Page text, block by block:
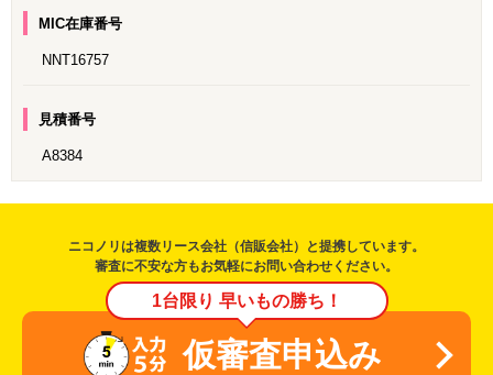
MIC在庫番号
NNT16757
見積番号
A8384
ニコノリは複数リース会社（信販会社）と提携しています。
審査に不安な方もお気軽にお問い合わせください。
1台限り 早いもの勝ち！
仮審査申込み